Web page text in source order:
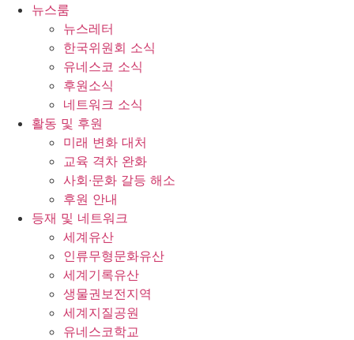
뉴스룸
뉴스레터
한국위원회 소식
유네스코 소식
후원소식
네트워크 소식
활동 및 후원
미래 변화 대처
교육 격차 완화
사회∙문화 갈등 해소
후원 안내
등재 및 네트워크
세계유산
인류무형문화유산
세계기록유산
생물권보전지역
세계지질공원
유네스코학교